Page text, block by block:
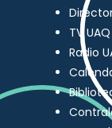
TV UAQ
Radio